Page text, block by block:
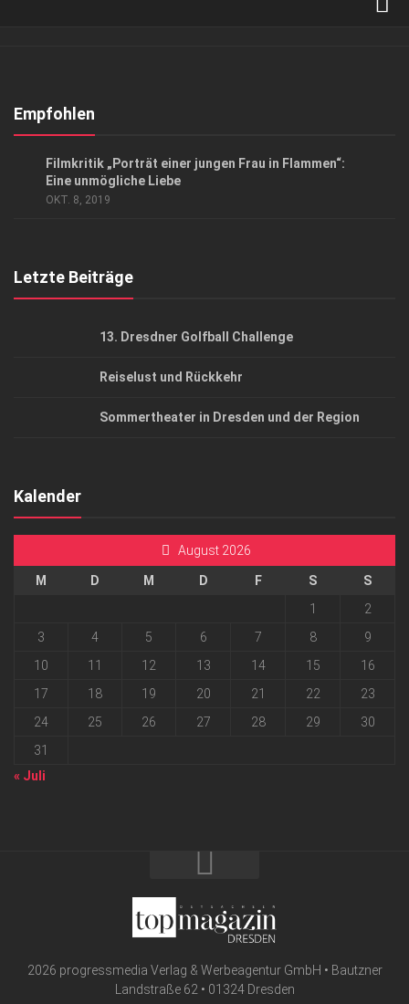
Kontakt, Impressum
Empfohlen
Filmkritik „Porträt einer jungen Frau in Flammen“:
Eine unmögliche Liebe
OKT. 8, 2019
Letzte Beiträge
13. Dresdner Golfball Challenge
Reiselust und Rückkehr
Sommertheater in Dresden und der Region
Kalender
August 2026
M D M D F S
S
1
2
3
4 5 6 7 8
9
10
11 12 13 14 15
16
17
18 19 20 21 22
23
24
25 26 27 28 29
30
31
« Juli
2026 progressmedia Verlag & Werbeagentur GmbH • Bautzner
Landstraße 62 • 01324 Dresden